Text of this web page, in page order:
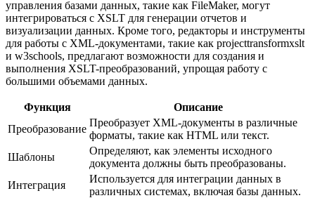
управления базами данных, такие как FileMaker, могут
интегрироваться с XSLT для генерации отчетов и
визуализации данных. Кроме того, редакторы и инструменты
для работы с XML-документами, такие как projecttransformxslt
и w3schools, предлагают возможности для создания и
выполнения XSLT-преобразований, упрощая работу с
большими объемами данных.
Функция
Описание
Преобразование
Преобразует XML-документы в различные
форматы, такие как HTML или текст.
Шаблоны
Определяют, как элементы исходного
документа должны быть преобразованы.
Интеграция
Используется для интеграции данных в
различных системах, включая базы данных.